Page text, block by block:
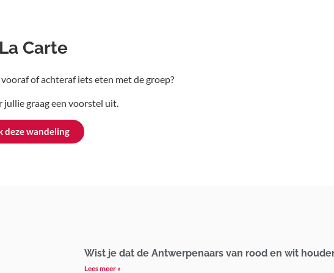
Carte
of achteraf iets eten met de groep?
jullie graag een voorstel uit.
deze wandeling
Wist je dat de Antwerpenaars van rood en wit
Lees meer »